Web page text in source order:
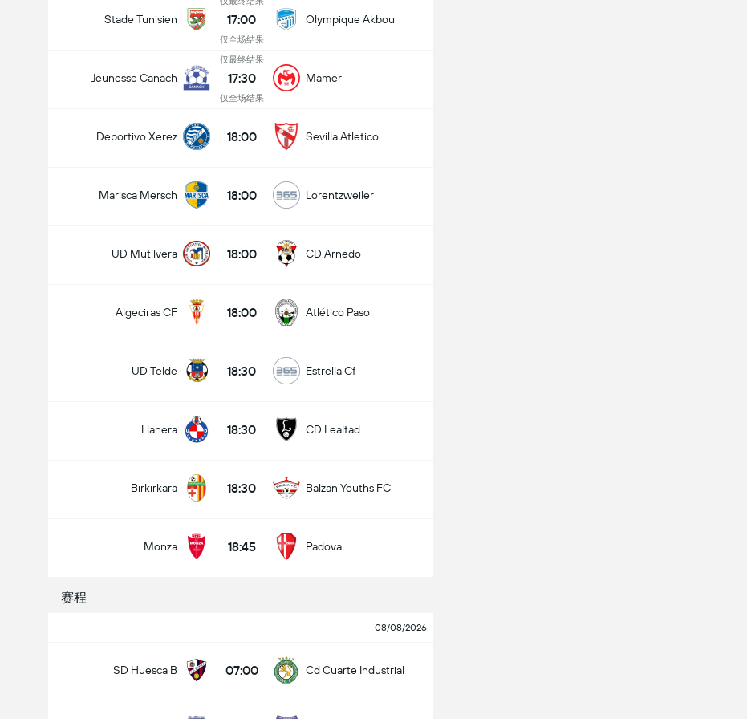
Stade Tunisien 17:00
仅全场结果
Olympique Akbou
Jeunesse Canach
仅最终结果
17:30
仅全场结果
Mamer
Deportivo Xerez 18:00 Sevilla Atletico
Marisca Mersch 18:00 Lorentzweiler
UD Mutilvera 18:00 CD Arnedo
Algeciras CF 18:00 Atlético Paso
UD Telde 18:30 Estrella Cf
Llanera 18:30 CD Lealtad
Birkirkara 18:30 Balzan Youths FC
Monza 18:45 Padova
赛程
08/08/2026
SD Huesca B 07:00 Cd Cuarte Industrial